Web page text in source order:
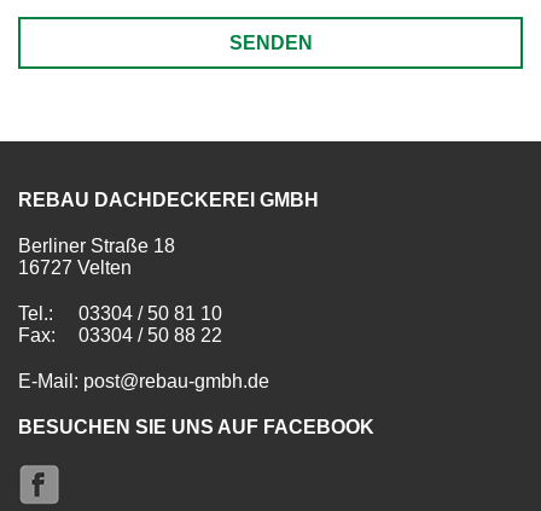
SENDEN
REBAU DACHDECKEREI GMBH
Berliner Straße 18
16727 Velten
Tel.:
03304 / 50 81 10
Fax:
03304 / 50 88 22
E-Mail: post@rebau-gmbh.de
BESUCHEN SIE UNS AUF FACEBOOK